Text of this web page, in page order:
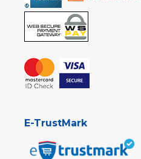
E-TrustMark